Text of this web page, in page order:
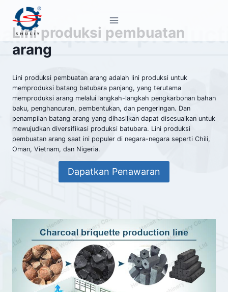
content
Lini produksi pembuatan
arang
Lini produksi pembuatan arang adalah lini produksi untuk
memproduksi batang batubara panjang, yang terutama
memproduksi arang melalui langkah-langkah pengkarbonan bahan
baku, penghancuran, pembentukan, dan pengeringan. Dan
penampilan batang arang yang dihasilkan dapat disesuaikan untuk
mewujudkan diversifikasi produksi batubara. Lini produksi
pembuatan arang saat ini populer di negara-negara seperti Chili,
Oman, Vietnam, dan Nigeria.
Dapatkan Penawaran